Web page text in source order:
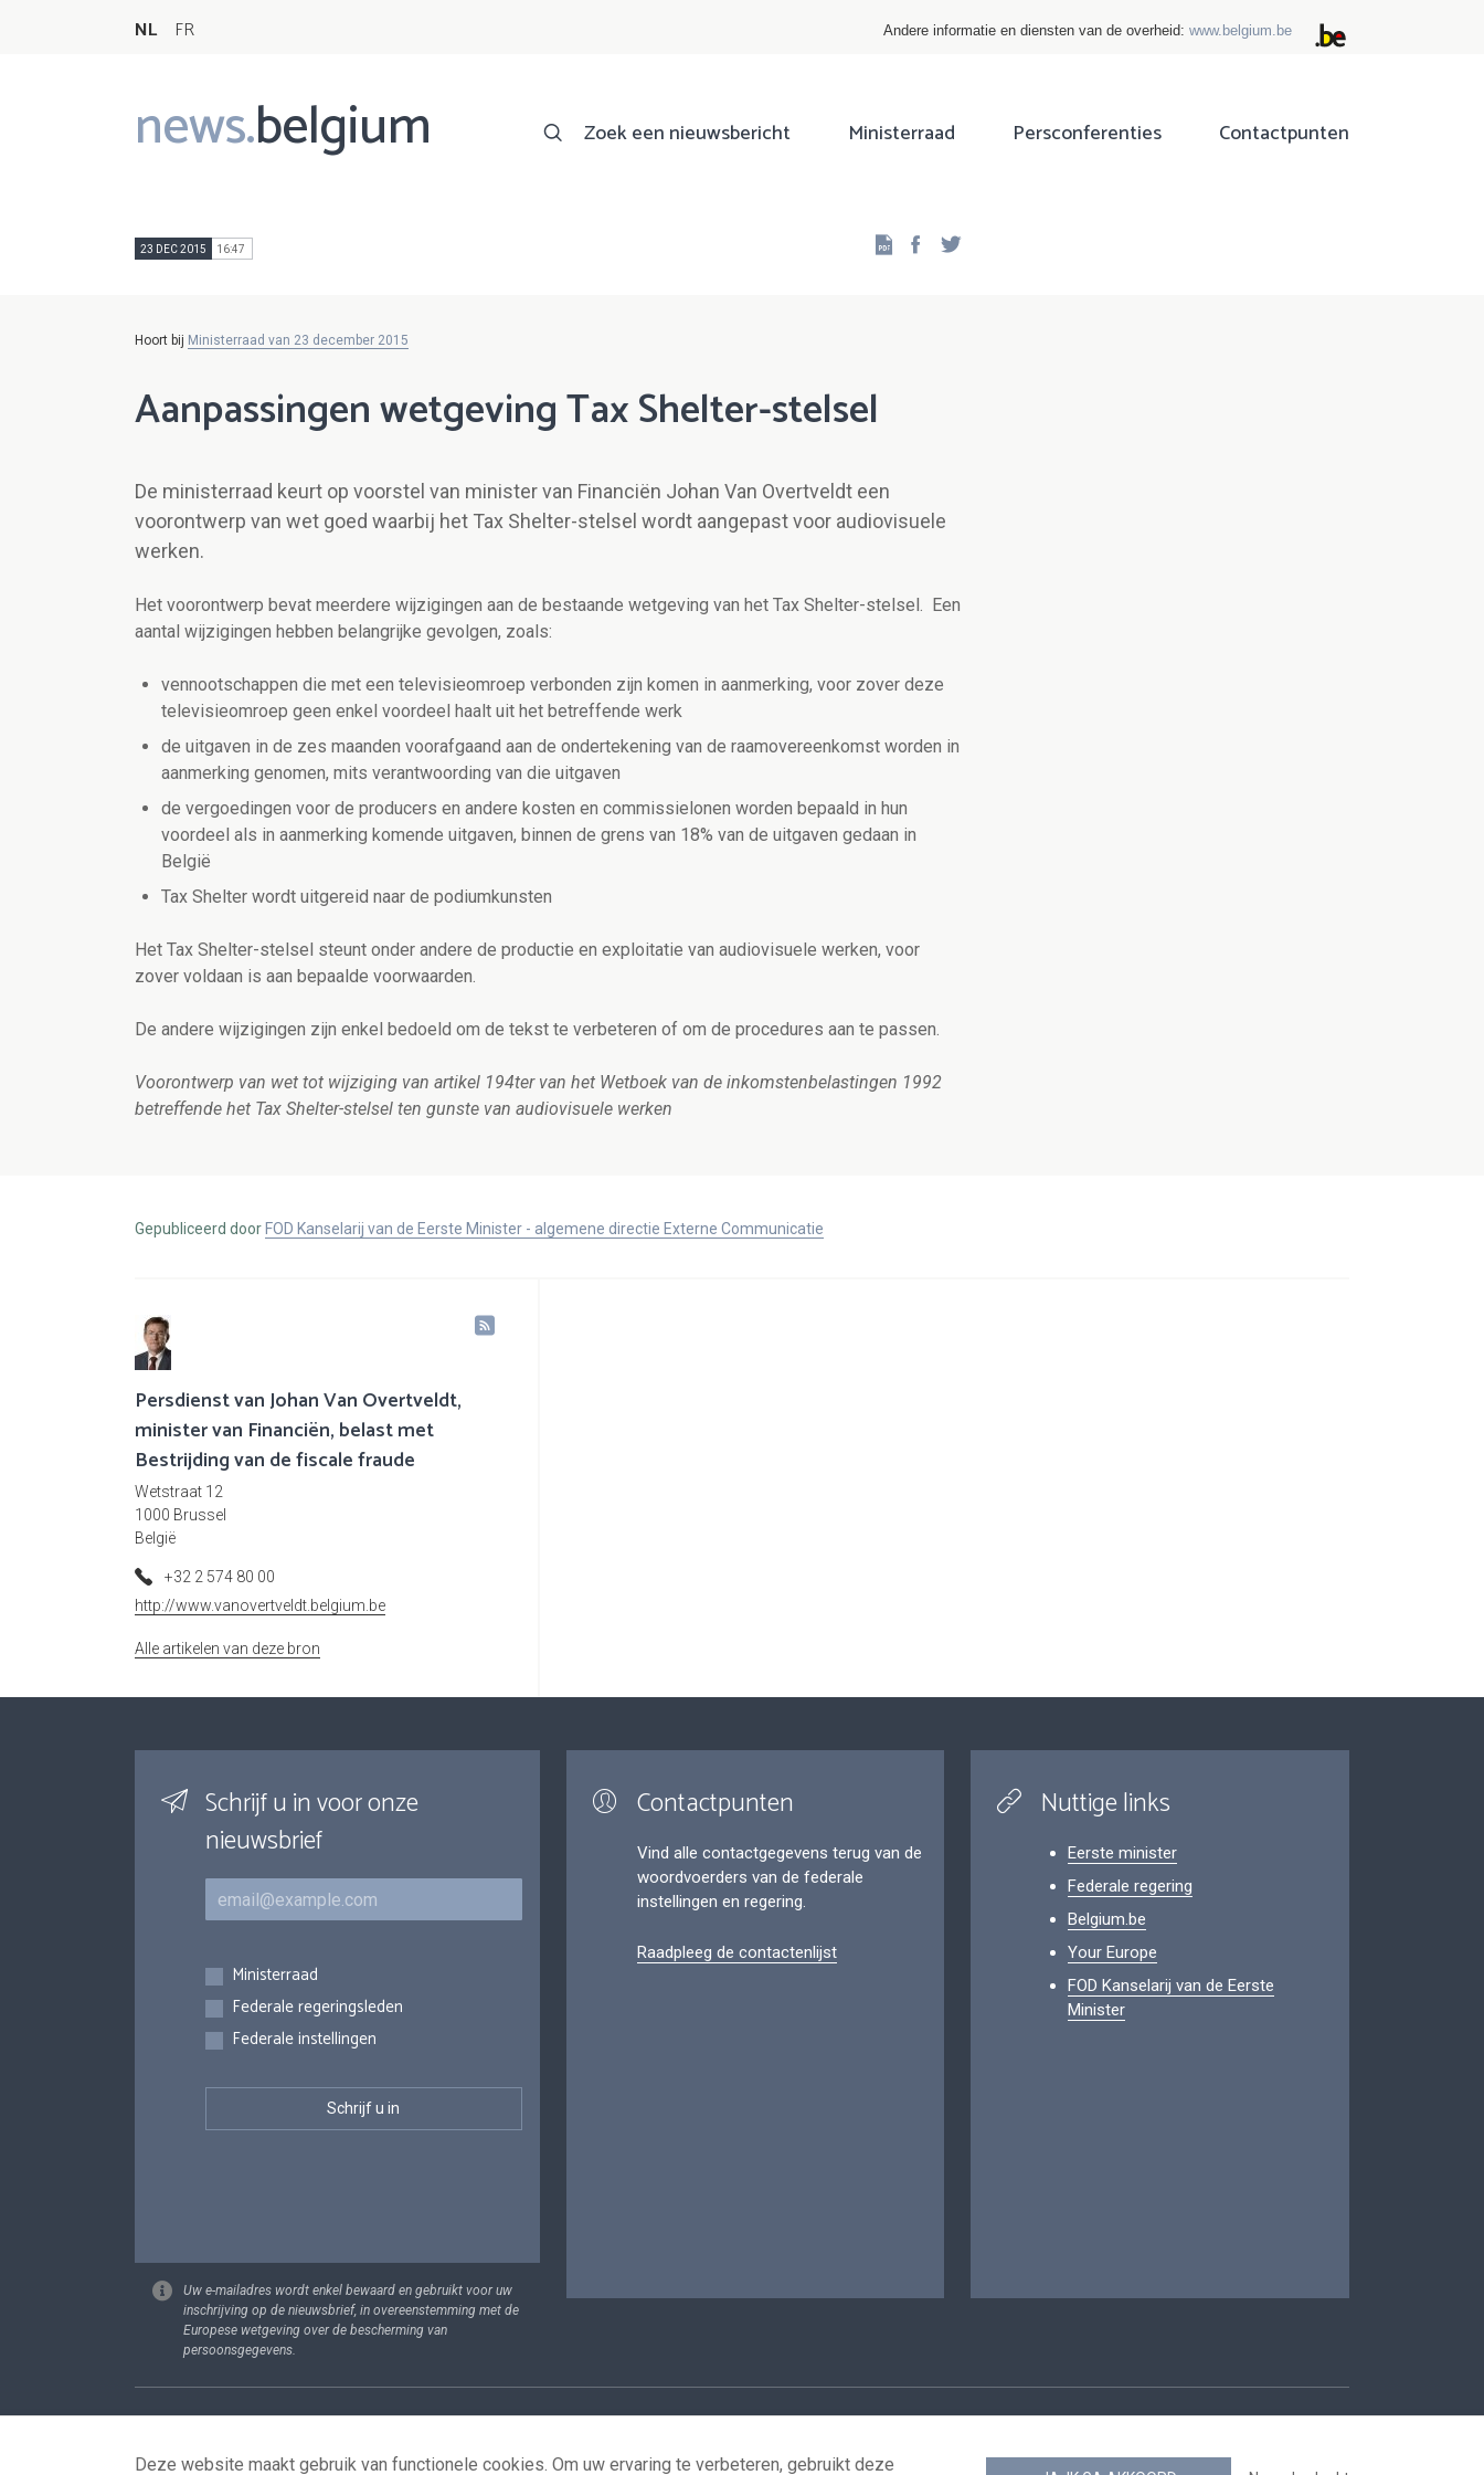
NL FR Andere informatie en diensten van de overheid: www.belgium.be
news.belgium
Main
navigation
Zoek een nieuwsbericht Ministerraad Persconferenties Contactpunten
23 DEC 2015 16:47 Facebook
Hoort bij Ministerraad van 23 december 2015
Aanpassingen wetgeving Tax Shelter-stelsel
De ministerraad keurt op voorstel van minister van Financiën Johan Van Overtveldt een
voorontwerp van wet goed waarbij het Tax Shelter-stelsel wordt aangepast voor audiovisuele
werken.
Het voorontwerp bevat meerdere wijzigingen aan de bestaande wetgeving van het Tax Shelter-stelsel. Een
aantal wijzigingen hebben belangrijke gevolgen, zoals:
vennootschappen die met een televisieomroep verbonden zijn komen in aanmerking, voor zover deze
televisieomroep geen enkel voordeel haalt uit het betreffende werk
de uitgaven in de zes maanden voorafgaand aan de ondertekening van de raamovereenkomst worden in
aanmerking genomen, mits verantwoording van die uitgaven
de vergoedingen voor de producers en andere kosten en commissielonen worden bepaald in hun
voordeel als in aanmerking komende uitgaven, binnen de grens van 18% van de uitgaven gedaan in
België
Tax Shelter wordt uitgereid naar de podiumkunsten
Het Tax Shelter-stelsel steunt onder andere de productie en exploitatie van audiovisuele werken, voor
zover voldaan is aan bepaalde voorwaarden.
De andere wijzigingen zijn enkel bedoeld om de tekst te verbeteren of om de procedures aan te passen.
Voorontwerp van wet tot wijziging van artikel 194ter van het Wetboek van de inkomstenbelastingen 1992
betreffende het Tax Shelter-stelsel ten gunste van audiovisuele werken
Gepubliceerd door FOD Kanselarij van de Eerste Minister - algemene directie Externe Communicatie
Persdienst van Johan Van Overtveldt,
minister van Financiën, belast met
Bestrijding van de fiscale fraude
Wetstraat 12
1000 Brussel
België
+32 2 574 80 00
http://www.vanovertveldt.belgium.be
Alle artikelen van deze bron
Schrijf u in voor onze
nieuwsbrief
E-mail
Inschrijvingen
Ministerraad
Federale regeringsleden
Federale instellingen
Uw e-mailadres wordt enkel bewaard en gebruikt voor uw
inschrijving op de nieuwsbrief, in overeenstemming met de
Europese wetgeving over de bescherming van
persoonsgegevens.
Contactpunten
Vind alle contactgegevens terug van de
woordvoerders van de federale
instellingen en regering.
Raadpleeg de contactenlijst
Nuttige links
Eerste minister
Federale regering
Belgium.be
Your Europe
FOD Kanselarij van de Eerste
Minister
Footer
Deze website maakt gebruik van functionele cookies. Om uw ervaring te verbeteren, gebruikt deze